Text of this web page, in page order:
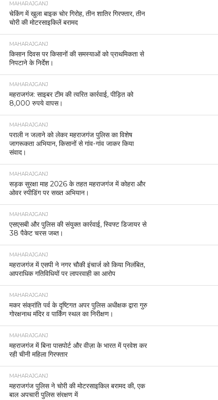
MAHARAJGANJ
चेकिंग में खुला बाइक चोर गिरोह, तीन शातिर गिरफ्तार, तीन
चोरी की मोटरसाइकिलें बरामद
MAHARAJGANJ
किसान दिवस पर किसानों की समस्याओं को प्राथमिकता से
निपटाने के निर्देश।
MAHARAJGANJ
महराजगंज: साइबर टीम की त्वरित कार्रवाई, पीड़ित को
8,000 रुपये वापस।
MAHARAJGANJ
पराली न जलाने को लेकर महराजगंज पुलिस का विशेष
जागरूकता अभियान, किसानों से गांव-गांव जाकर किया
संवाद।
MAHARAJGANJ
सड़क सुरक्षा माह 2026 के तहत महराजगंज में कोहरा और
ओवर स्पीडिंग पर सख्त अभियान।
MAHARAJGANJ
एसएसबी और पुलिस की संयुक्त कार्रवाई, स्विफ्ट डिजायर से
38 पैकेट चरस जब्त।
MAHARAJGANJ
महराजगंज में एसपी ने नगर चौकी इंचार्ज को किया निलंबित,
आपराधिक गतिविधियों पर लापरवाही का आरोप
MAHARAJGANJ
मकर संक्रांति पर्व के दृष्टिगत अपर पुलिस अधीक्षक द्वारा गुरु
गोरक्षनाथ मंदिर व पार्किंग स्थल का निरीक्षण।
MAHARAJGANJ
महराजगंज में बिना पासपोर्ट और वीज़ा के भारत में प्रवेश कर
रही चीनी महिला गिरफ्तार
MAHARAJGANJ
महराजगंज पुलिस ने चोरी की मोटरसाइकिल बरामद की, एक
बाल अपचारी पुलिस संरक्षण में